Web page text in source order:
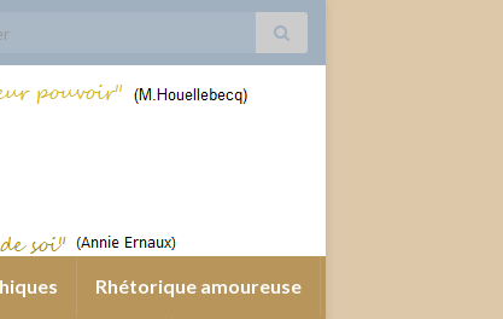
Rhétorique amoureuse